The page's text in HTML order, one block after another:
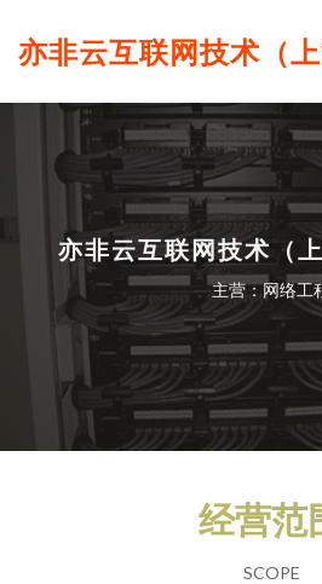
亦非云互联网技术（
亦非云互联网技术（
主营：网络工
经营范
SCOPE